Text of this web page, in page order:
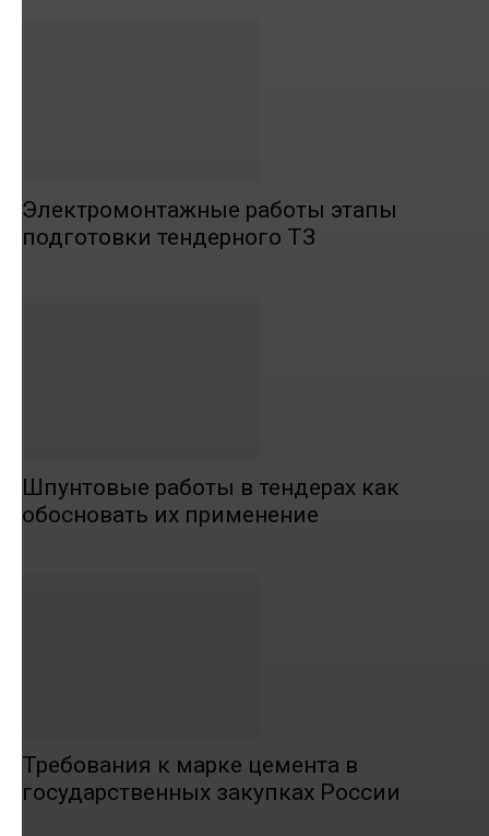
Электромонтажные работы этапы
подготовки тендерного ТЗ
Шпунтовые работы в тендерах как
обосновать их применение
Требования к марке цемента в
государственных закупках России